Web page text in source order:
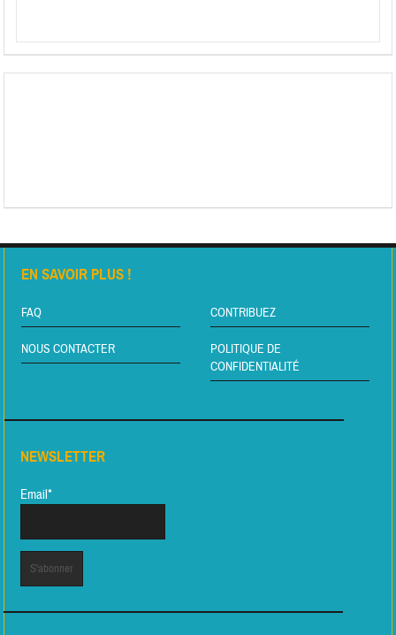
EN SAVOIR PLUS !
FAQ CONTRIBUEZ
NOUS CONTACTER
POLITIQUE DE
CONFIDENTIALITÉ
NEWSLETTER
Email*